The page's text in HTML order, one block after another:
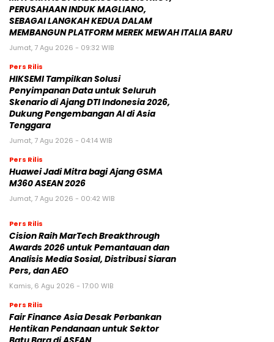
PERUSAHAAN INDUK MAGLIANO,
SEBAGAI LANGKAH KEDUA DALAM
MEMBANGUN PLATFORM MEREK MEWAH ITALIA BARU
Jumat, 7 Agu 2026 - 09:32 WIB
Pers Rilis
HIKSEMI Tampilkan Solusi
Penyimpanan Data untuk Seluruh
Skenario di Ajang DTI Indonesia 2026,
Dukung Pengembangan AI di Asia
Tenggara
Jumat, 7 Agu 2026 - 04:14 WIB
Pers Rilis
Huawei Jadi Mitra bagi Ajang GSMA
M360 ASEAN 2026
Jumat, 7 Agu 2026 - 00:42 WIB
Pers Rilis
Cision Raih MarTech Breakthrough
Awards 2026 untuk Pemantauan dan
Analisis Media Sosial, Distribusi Siaran
Pers, dan AEO
Kamis, 6 Agu 2026 - 17:00 WIB
Pers Rilis
Fair Finance Asia Desak Perbankan
Hentikan Pendanaan untuk Sektor